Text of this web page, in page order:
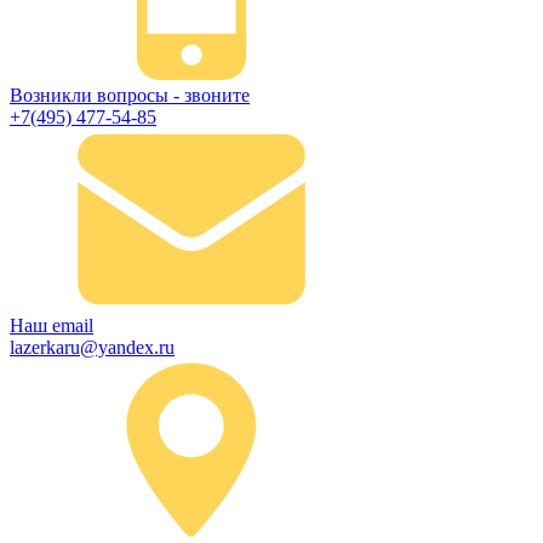
Возникли вопросы - звоните
+7(495) 477-54-85
Наш email
lazerkaru@yandex.ru